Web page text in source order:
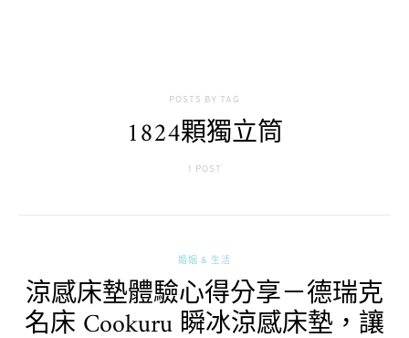
POSTS BY TAG
1824顆獨立筒
1 POST
婚姻 & 生活
涼感床墊體驗心得分享－德瑞克
名床 Cookuru 瞬冰涼感床墊，讓